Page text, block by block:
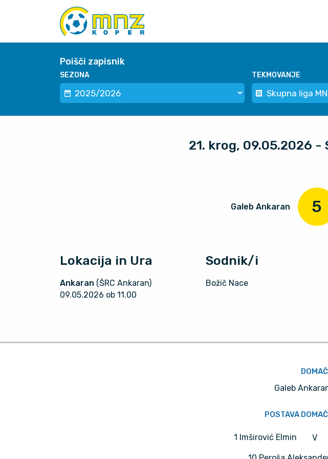
Poišči zapisnik
SEZONA TEKMOVANJE
21. krog, 09.05.2026 -
Galeb Ankaran 5
Lokacija in Ura
Ankaran (ŠRC Ankaran)
09.05.2026 ob 11.00
Sodnik/i
Božič Nace
Galeb
POSTAVA
1 Imširović Elmin V